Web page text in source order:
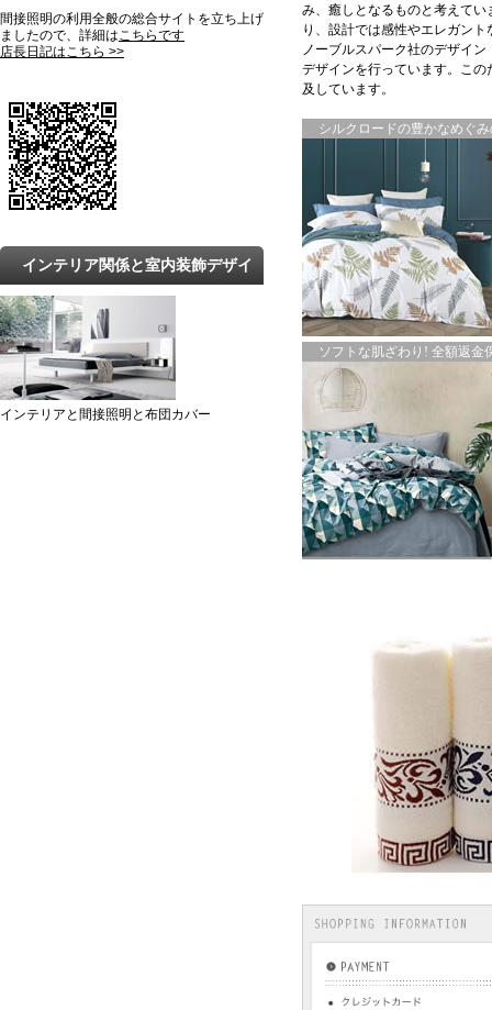
み、癒しとなるものと考えて
り、設計では感性やエレガン
ノーブルスパーク社のデザイ
デザインを行っています。こ
及しています。
シルクロードの豊かなめぐみ
ソフトな肌ざわり! 全額返金
間接照明の利用全般の総合サイトを立ち上げ
ましたので、詳細はこちらです
店長日記はこちら >>
インテリア関係と室内装飾デザイ
ンの最新トレンドと知識
インテリアと間接照明と布団カバー